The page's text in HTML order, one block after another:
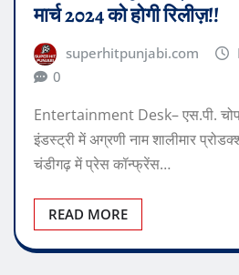
Entertainment Desk– एस.पी.
इंडस्ट्री में अग्रणी नाम शालीमार
चंडीगढ़ में प्रेस कॉन्फ्रेंस…
READ MORE